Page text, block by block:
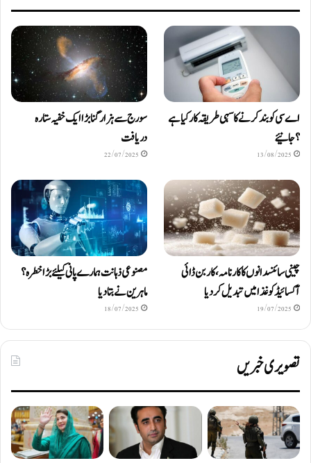
اے سی کو بند کرنے کا سہی طریقہ کار کیا ہے
؟ جانیئے
13/08/2025
سورج سے ہزار گنا بڑا ایک خفیہ ستارہ
دریافت
22/07/2025
چینی سائنسدانوں کا کارنامہ، کاربن ڈائی
آکسائیڈ کو غذا میں تبدیل کردیا
19/07/2025
مصنوعی ذہانت ہمارے پانی کیلئے بڑا خطرہ؟
ماہرین نے بتا دیا
18/07/2025
تصویری خبریں